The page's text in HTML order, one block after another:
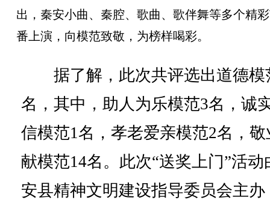
出，秦安小曲、秦腔、歌曲、歌伴舞等多个精
番上演，向模范致敬，为榜样喝彩。
据了解，此次共评选出道德模
名，其中，助人为乐模范3名，诚
信模范1名，孝老爱亲模范2名，敬
献模范14名。此次“送奖上门”活动
安县精神文明建设指导委员会主办